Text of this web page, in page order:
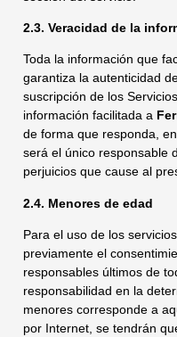
2.3. Veracidad de la
Toda la información que
garantiza la autenticidad
suscripción de los
información facilitada a
de forma que responda,
será el único responsable
perjuicios que cause al
2.4. Menores de edad
Para el uso de los
previamente el
responsables últimos de
responsabilidad en la
menores corresponde a
por Internet, se tendrán